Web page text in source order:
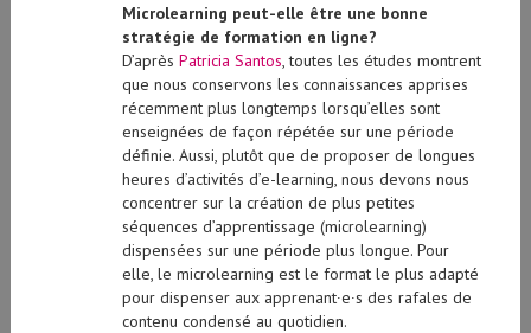
Microlearning peut-elle être une bonne
stratégie de formation en ligne?
D’après Patricia Santos, toutes les études montrent
que nous conservons les connaissances apprises
récemment plus longtemps lorsqu’elles sont
enseignées de façon répétée sur une période
définie. Aussi, plutôt que de proposer de longues
heures d’activités d’e-learning, nous devons nous
concentrer sur la création de plus petites
séquences d’apprentissage (microlearning)
dispensées sur une période plus longue. Pour
elle, le microlearning est le format le plus adapté
pour dispenser aux apprenant∙e∙s des rafales de
contenu condensé au quotidien.